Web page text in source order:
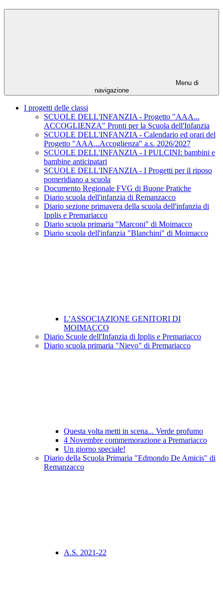
Menu di
navigazione
I progetti delle classi
SCUOLE DELL'INFANZIA - Progetto "AAA...
ACCOGLIENZA" Pronti per la Scuola dell'Infanzia
SCUOLE DELL'INFANZIA - Calendario ed orari del
Progetto "AAA...Accoglienza" a.s. 2026/2027
SCUOLE DELL'INFANZIA - I PULCINI: bambini e
bambine anticipatari
SCUOLE DELL'INFANZIA - I Progetti per il riposo
pomeridiano a scuola
Documento Regionale FVG di Buone Pratiche
Diario scuola dell'infanzia di Remanzacco
Diario sezione primavera della scuola dell'infanzia di
Ipplis e Premariacco
Diario scuola primaria "Marconi" di Moimacco
Diario scuola dell'infanzia "Blanchini" di Moimacco
L’ASSOCIAZIONE GENITORI DI
MOIMACCO
Diario Scuole dell'Infanzia di Ipplis e Premariacco
Diario scuola primaria "Nievo" di Premariacco
Questa volta metti in scena... Verde profumo
4 Novembre commemorazione a Premariacco
Un giorno speciale!
Diario della Scuola Primaria "Edmondo De Amicis" di
Remanzacco
A.S. 2021-22